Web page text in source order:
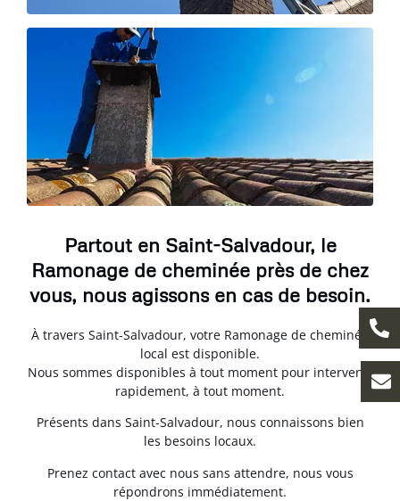
Partout en Saint-Salvadour, le
Ramonage de cheminée près de chez
vous, nous agissons en cas de besoin.
À travers Saint-Salvadour, votre Ramonage de cheminée
local est disponible.
Nous sommes disponibles à tout moment pour intervenir
rapidement, à tout moment.
Présents dans Saint-Salvadour, nous connaissons bien
les besoins locaux.
Prenez contact avec nous sans attendre, nous vous
répondrons immédiatement.